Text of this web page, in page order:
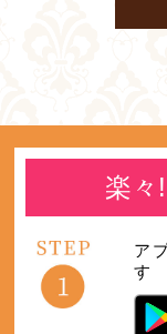
楽
ア
す